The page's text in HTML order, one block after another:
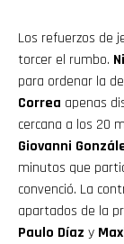
Los refuerzos de
torcer el rumbo.
para ordenar la
Correa apenas
cercana a los 20
Giovanni
minutos que
convenció. La
apartados de la
Paulo Díaz y